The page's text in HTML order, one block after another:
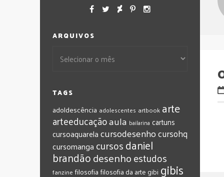
ARQUIVOS
TAGS
adoldescência adolescentes artbook arte
arteeducaçãoaula bailarina cartuns
cursoaquarelacursodesenhocursohq
cursomanga cursosdaniel
brandãodesenhoestudos
fanzine filosofia filosofia da arte gibi gibis